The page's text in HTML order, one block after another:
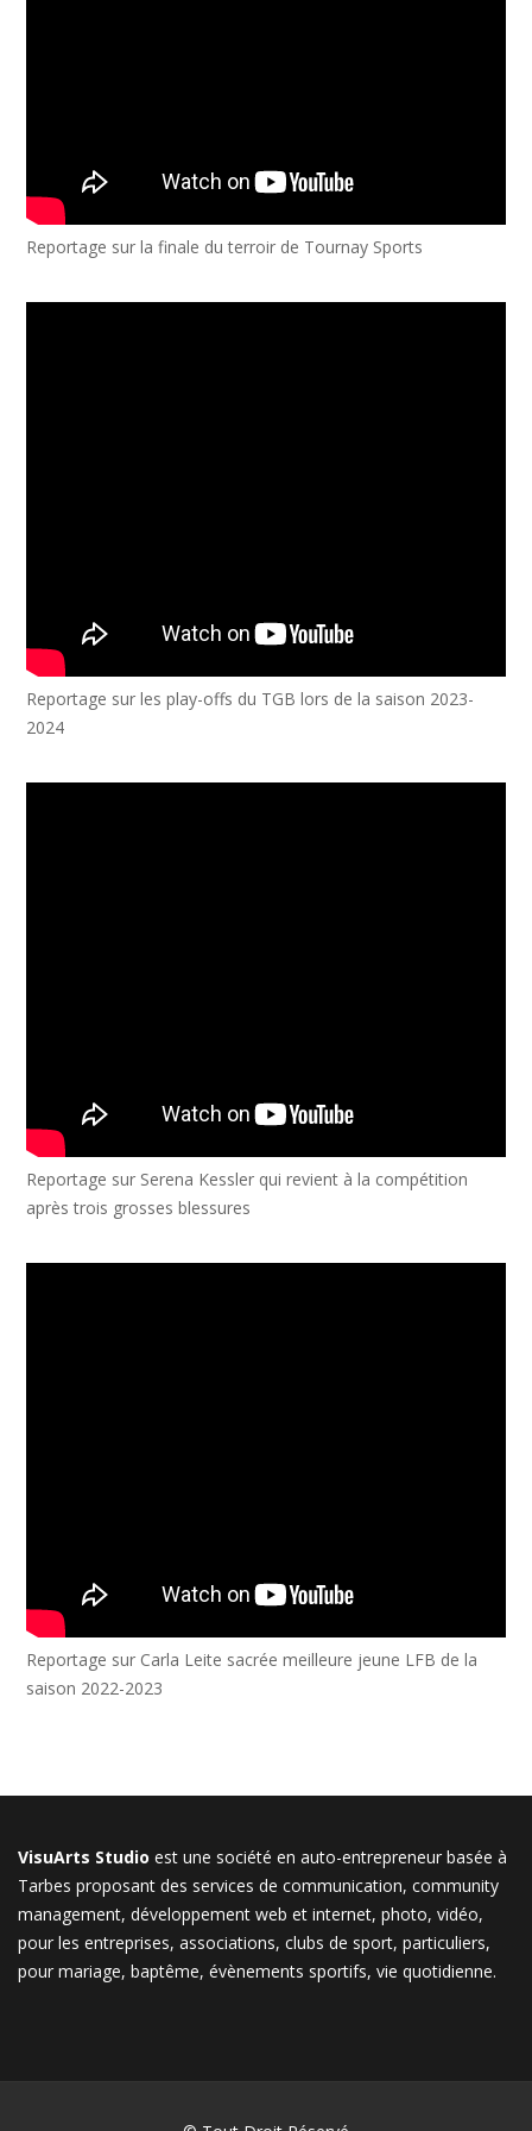
Reportage sur la finale du terroir de Tournay Sports
Reportage sur les play-offs du TGB lors de la saison 2023-
2024
Reportage sur Serena Kessler qui revient à la compétition
après trois grosses blessures
Reportage sur Carla Leite sacrée meilleure jeune LFB de la
saison 2022-2023
VisuArts Studio est une société en auto-entrepreneur basée à
Tarbes proposant des services de communication, community
management, développement web et internet, photo, vidéo,
pour les entreprises, associations, clubs de sport, particuliers,
pour mariage, baptême, évènements sportifs, vie quotidienne.